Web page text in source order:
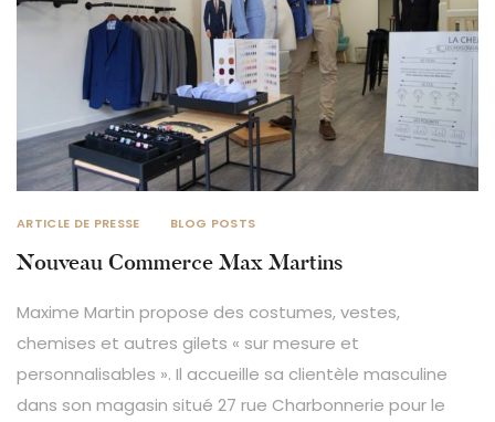
ARTICLE DE PRESSE BLOG POSTS
Nouveau Commerce Max Martins
Maxime Martin propose des costumes, vestes,
chemises et autres gilets « sur mesure et
personnalisables ». Il accueille sa clientèle masculine
dans son magasin situé 27 rue Charbonnerie pour le